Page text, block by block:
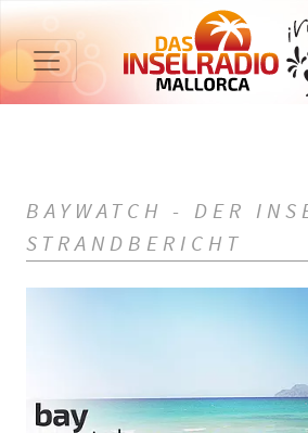
BAYWATCH - DER
STRANDBERICHT